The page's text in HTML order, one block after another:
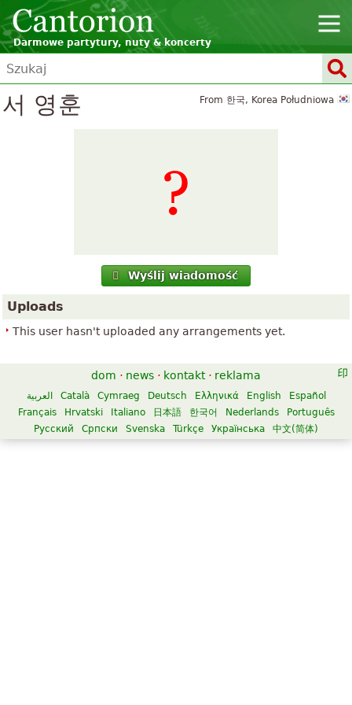
Darmowe partytury, nuty & koncerty
From 한국, Korea Południowa
서 영훈
Wyślij wiadomość
Uploads
This user hasn't uploaded any arrangements yet.
dom · news · kontakt · reklama
العربية Català Cymraeg Deutsch Ελληνικά English
Español
Français
Hrvatski Italiano 日本語 한국어 Nederlands
Português
Русский
Српски Svenska Türkçe Українська 中文(简体)